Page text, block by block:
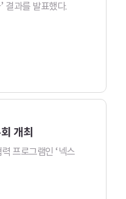
결과를 발표했다.
개최
프로그램인 ‘넥스